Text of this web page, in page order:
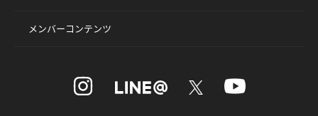
メンバーコンテンツ